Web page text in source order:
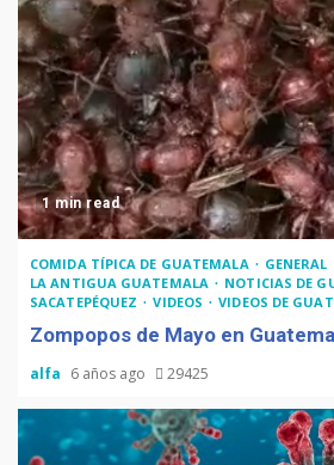
1 min read
COMIDA TÍPICA DE GUATEMALA
GENERAL
LA ANTIGUA GUATEMALA
NOTICIAS DE
SACATEPÉQUEZ
VIDEOS VIDEOS DE
Zompopos de Mayo en
alfa 6 años ago 29425